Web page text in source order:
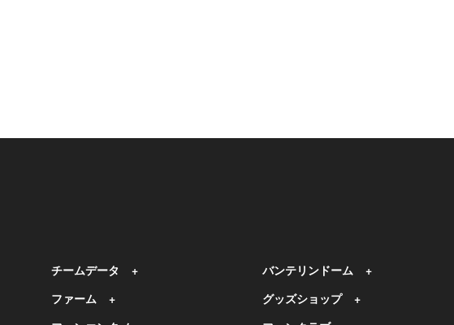
チームデータ
ファーム
バンテリンドーム
グッズショップ